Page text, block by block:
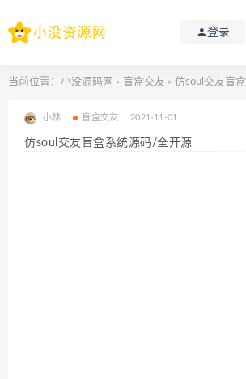
登录
当前位置： 小没源码网 > 盲盒交友 > 仿soul交友盲
小林 盲盒交友 2021-11-01
仿soul交友盲盒系统源码/全开源